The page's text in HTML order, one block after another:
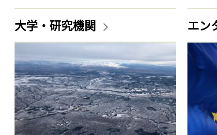
大学・研究機関 エン